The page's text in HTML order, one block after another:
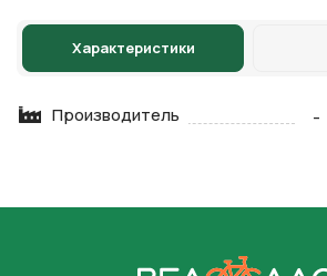
Характеристики
Производитель -